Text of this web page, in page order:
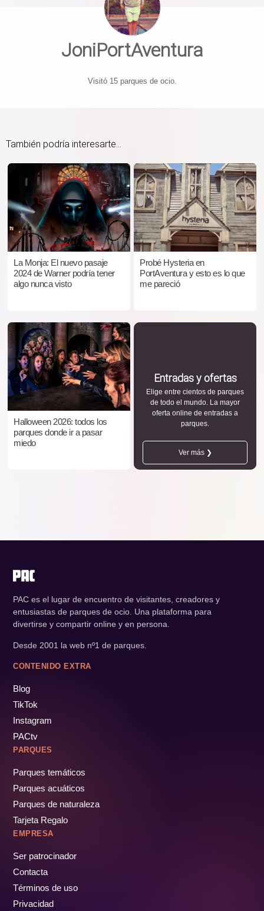
JoniPortAventura
Visitó 15 parques de ocio.
También podría interesarte...
La Monja: El nuevo pasaje
2024 de Warner podría tener
algo nunca visto
Probé Hysteria en
PortAventura y esto es lo que
me pareció
Halloween 2026: todos los
parques donde ir a pasar
miedo
Entradas y ofertas
Elige entre cientos de parques
de todo el mundo. La mayor
oferta online de entradas a
parques.
Ver más ❯
PAC es el lugar de encuentro de visitantes, creadores y
entusiastas de parques de ocio. Una plataforma para
divertirse y compartir online y en persona.
Desde 2001 la web nº1 de parques.
CONTENIDO EXTRA
Blog
TikTok
Instagram
PACtv
PARQUES
Parques temáticos
Parques acuáticos
Parques de naturaleza
Tarjeta Regalo
EMPRESA
Ser patrocinador
Contacta
Términos de uso
Privacidad